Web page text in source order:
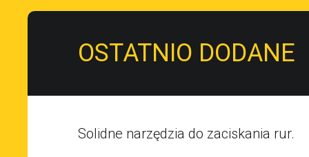
OSTATNIO DODANE
Solidne narzędzia do zaciskania rur.